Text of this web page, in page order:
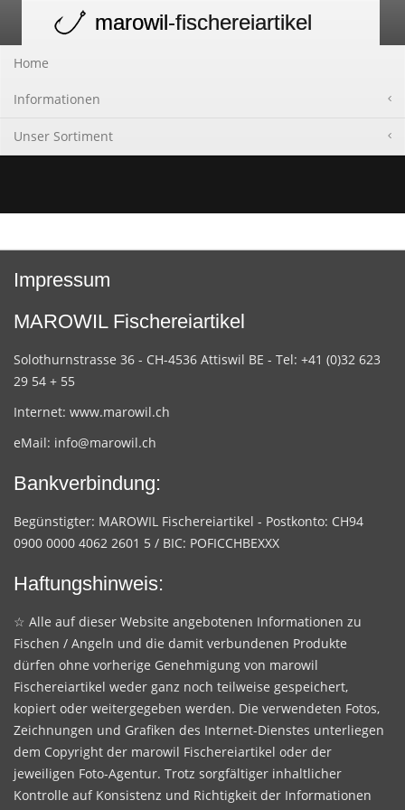
navigation
marowil-fischereiartikel
Home
Informationen
Unser Sortiment
Impressum
MAROWIL Fischereiartikel
Solothurnstrasse 36 - CH-4536 Attiswil BE - Tel: +41 (0)32 623
29 54 + 55
Internet: www.marowil.ch
eMail: info@marowil.ch
Bankverbindung:
Begünstigter: MAROWIL Fischereiartikel - Postkonto: CH94
0900 0000 4062 2601 5 / BIC: POFICCHBEXXX
Haftungshinweis:
☆ Alle auf dieser Website angebotenen Informationen zu
Fischen / Angeln und die damit verbundenen Produkte
dürfen ohne vorherige Genehmigung von marowil
Fischereiartikel weder ganz noch teilweise gespeichert,
kopiert oder weitergegeben werden. Die verwendeten Fotos,
Zeichnungen und Grafiken des Internet-Dienstes unterliegen
dem Copyright der marowil Fischereiartikel oder der
jeweiligen Foto-Agentur. Trotz sorgfältiger inhaltlicher
Kontrolle auf Konsistenz und Richtigkeit der Informationen